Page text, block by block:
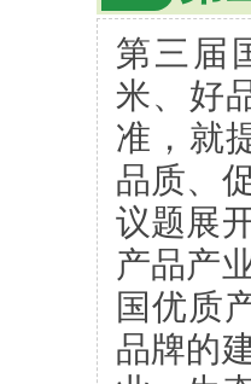
第三届
米、好
准，就
品质、
议题展
产品产
国优质
品牌的